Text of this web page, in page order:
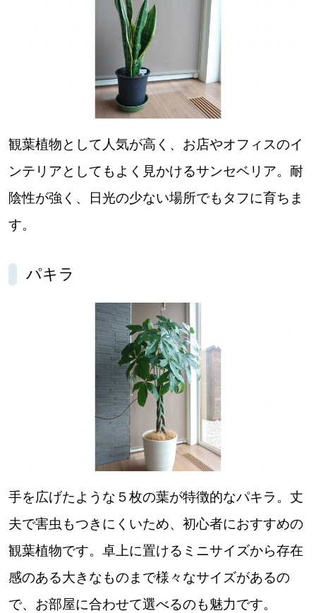
観葉植物として人気が高く、お店やオフィスのイ
ンテリアとしてもよく見かけるサンセベリア。耐
陰性が強く、日光の少ない場所でもタフに育ちま
す。
パキラ
手を広げたような５枚の葉が特徴的なパキラ。丈
夫で害虫もつきにくいため、初心者におすすめの
観葉植物です。卓上に置けるミニサイズから存在
感のある大きなものまで様々なサイズがあるの
で、お部屋に合わせて選べるのも魅力です。